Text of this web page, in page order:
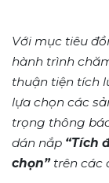
Với mục tiêu
hành trình
thuận tiện tích
lựa chọn các
trọng thông
dán nắp “Tích
chọn”trên các